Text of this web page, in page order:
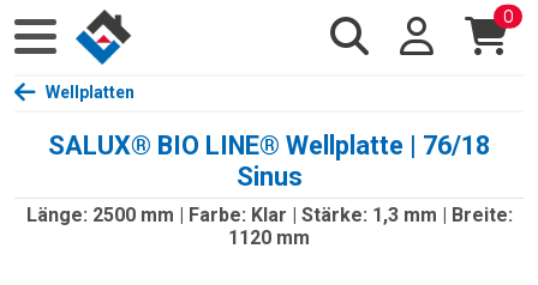
0
Wellplatten
SALUX® BIO LINE® Wellplatte | 76/18
Sinus
Länge: 2500 mm | Farbe: Klar | Stärke: 1,3 mm | Breite:
1120 mm